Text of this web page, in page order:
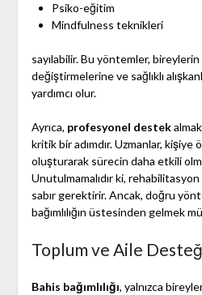
Psiko-eğitim
Mindfulness teknikleri
sayılabilir. Bu yöntemler, bireylerin
değiştirmelerine ve sağlıklı
yardımcı olur.
Ayrıca, profesyonel destek
kritik bir adımdır. Uzmanlar, kişiye
oluşturarak sürecin daha etkili
Unutulmamalıdır ki,
sabır gerektirir. Ancak, doğru
bağımlılığın üstesinden gelmek
Toplum ve Aile
Bahis bağımlılığı, yalnızca